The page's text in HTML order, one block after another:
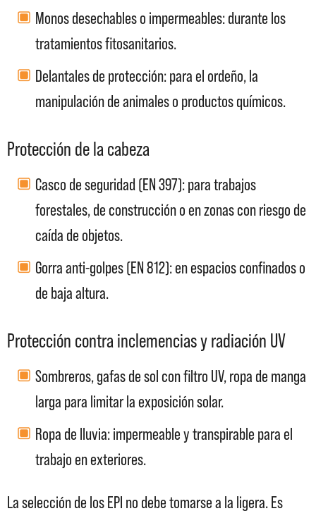
Monos desechables o impermeables: durante los
tratamientos fitosanitarios.
Delantales de protección: para el ordeño, la
manipulación de animales o productos químicos.
Protección de la cabeza
Casco de seguridad (EN 397): para trabajos
forestales, de construcción o en zonas con riesgo de
caída de objetos.
Gorra anti-golpes (EN 812): en espacios confinados o
de baja altura.
Protección contra inclemencias y radiación UV
Sombreros, gafas de sol con filtro UV, ropa de manga
larga para limitar la exposición solar.
Ropa de lluvia: impermeable y transpirable para el
trabajo en exteriores.
La selección de los EPI no debe tomarse a la ligera. Es